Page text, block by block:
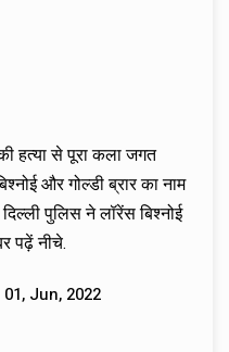
हत्या से पूरा कला जगत
और गोल्डी ब्रार का नाम
पुलिस ने लॉरेंस बिश्नोई
पढ़ें नीचे.
01, Jun, 2022